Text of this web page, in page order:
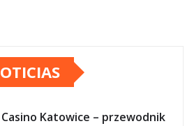
Katowice – przewodnik